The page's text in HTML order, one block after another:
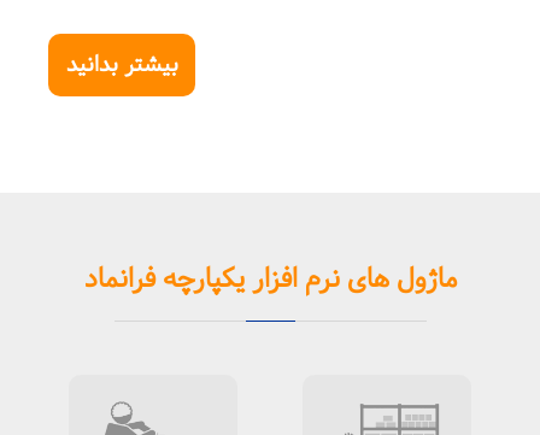
بیشتر بدانید
ماژول های نرم افزار یکپارچه فرانماد